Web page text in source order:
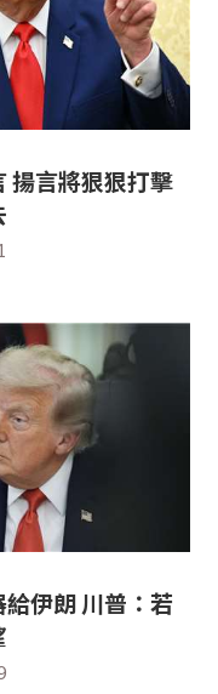
揚言將狠狠打擊
伊朗 川普：若